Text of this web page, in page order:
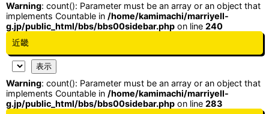
Warning: count(): Parameter must be an array or an object that
implements Countable in /home/kamimachi/marriyell-
g.jp/public_html/bbs/bbs00sidebar.php on line 240
近畿
Warning: count(): Parameter must be an array or an object that
implements Countable in /home/kamimachi/marriyell-
g.jp/public_html/bbs/bbs00sidebar.php on line 283